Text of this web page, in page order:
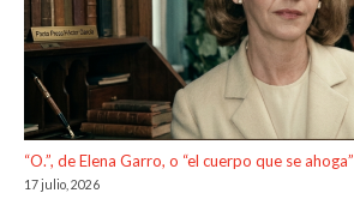
“O.”, de Elena Garro, o “el cuerpo que se ahoga”
17 julio, 2026